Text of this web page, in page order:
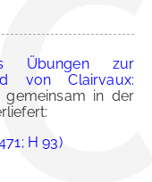
Übungen zur
von Clairvaux:
gemeinsam in der
H 93)